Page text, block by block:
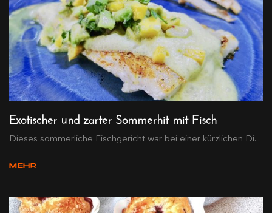
Exotischer und zarter Sommerhit mit Fisch
Dieses sommerliche Fischgericht war bei einer kürzlichen Di...
MEHR